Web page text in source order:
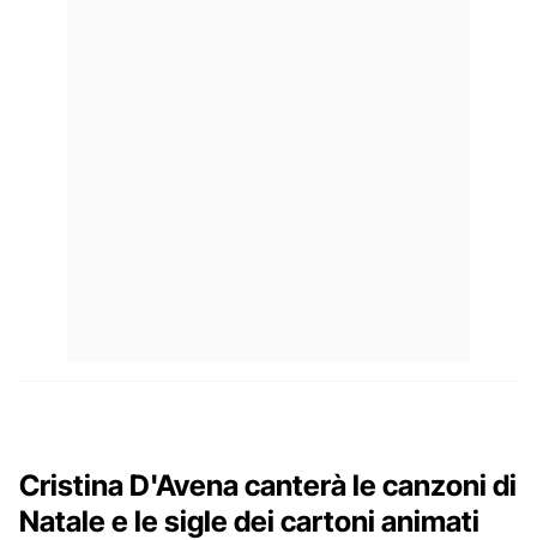
Cristina D'Avena canterà le canzoni di
Natale e le sigle dei cartoni animati